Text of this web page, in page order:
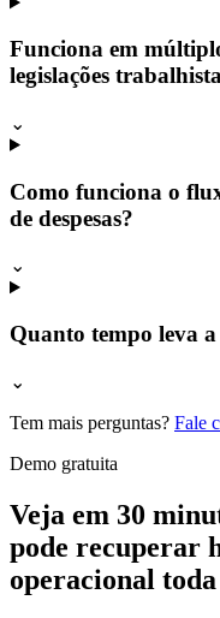
Funciona em
legislações
⌄
Como funciona o
de despesas?
⌄
Quanto tempo leva
⌄
Tem mais perguntas? Fale
Demo gratuita
Veja em 30
pode recuperar
operacional toda